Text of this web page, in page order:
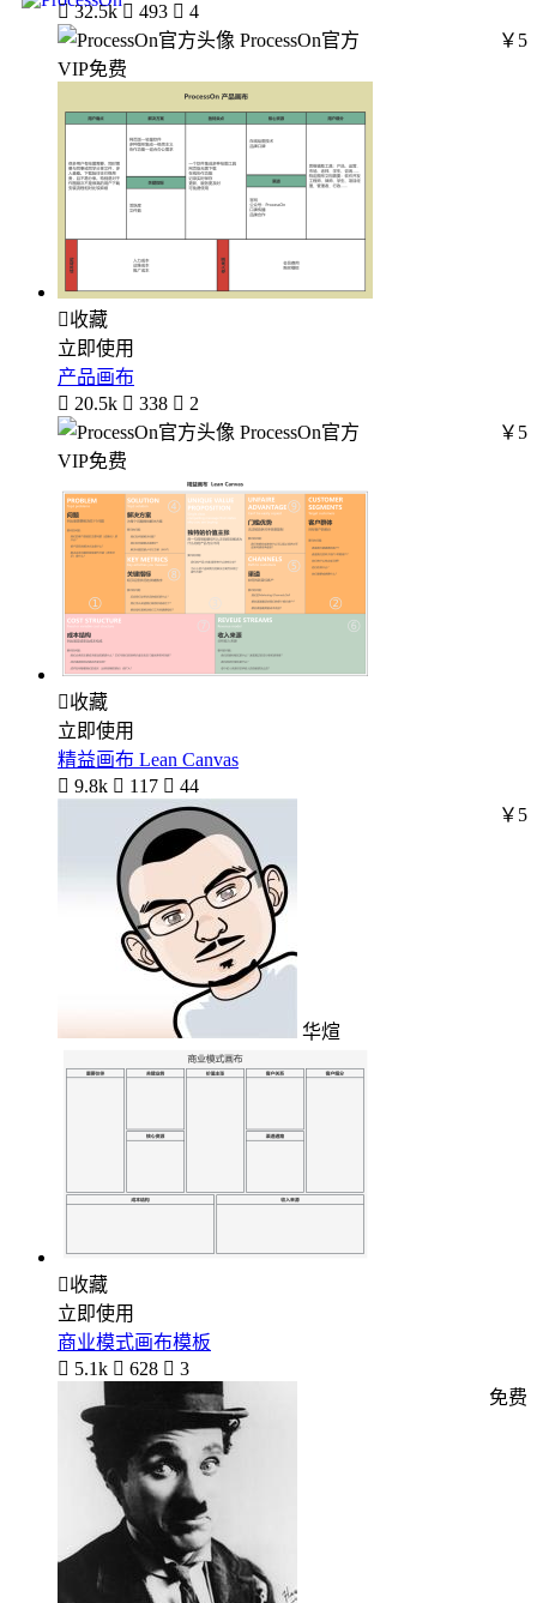
 32.5k  493  4
ProcessOn官方
￥5
VIP免费
收藏
立即使用
产品画布
 20.5k  338  2
ProcessOn官方
￥5
VIP免费
收藏
立即使用
精益画布 Lean Canvas
 9.8k  117  44
华煊
￥5
收藏
立即使用
商业模式画布模板
 5.1k  628  3
免费